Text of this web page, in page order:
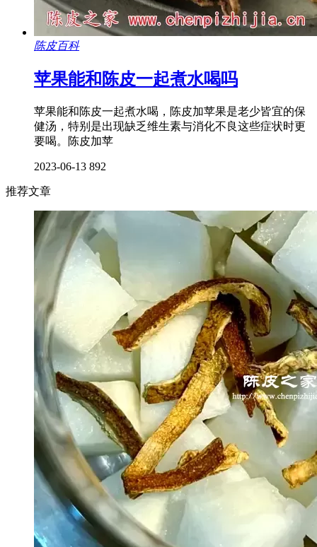
陈皮百科
苹果能和陈皮一起煮水喝吗
苹果能和陈皮一起煮水喝，陈皮加苹果是老少皆宜的保
健汤，特别是出现缺乏维生素与消化不良这些症状时更
要喝。陈皮加苹
2023-06-13 892
推荐文章